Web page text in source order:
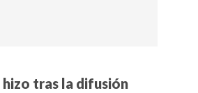
hizo tras la difusión